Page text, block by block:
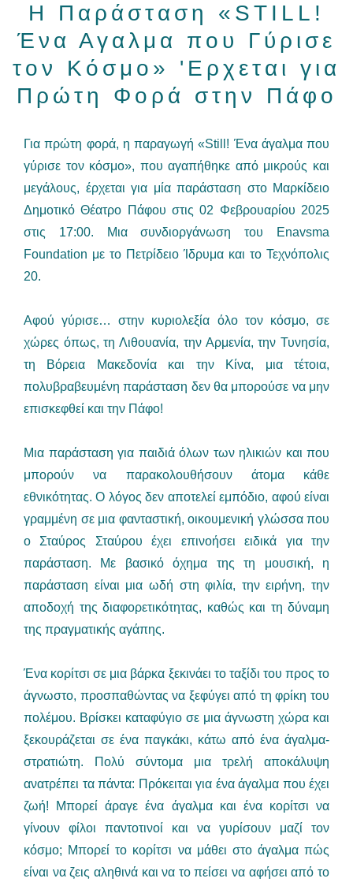
Η Παράσταση «STILL!
Ένα Αγαλμα που Γύρισε
τον Κόσμο» 'Ερχεται για
Πρώτη Φορά στην Πάφο
Για πρώτη φορά, η παραγωγή «Still! Ένα άγαλμα που
γύρισε τον κόσμο», που αγαπήθηκε από μικρούς και
μεγάλους, έρχεται για μία παράσταση στο Μαρκίδειο
Δημοτικό Θέατρο Πάφου στις 02 Φεβρουαρίου 2025
στις 17:00. Μια συνδιοργάνωση του Enavsma
Foundation με το Πετρίδειο Ίδρυμα και το Τεχνόπολις
20.
Αφού γύρισε… στην κυριολεξία όλο τον κόσμο, σε
χώρες όπως, τη Λιθουανία, την Αρμενία, την Τυνησία,
τη Βόρεια Μακεδονία και την Κίνα, μια τέτοια,
πολυβραβευμένη παράσταση δεν θα μπορούσε να μην
επισκεφθεί και την Πάφο!
Μια παράσταση για παιδιά όλων των ηλικιών και που
μπορούν να παρακολουθήσουν άτομα κάθε
εθνικότητας. Ο λόγος δεν αποτελεί εμπόδιο, αφού είναι
γραμμένη σε μια φανταστική, οικουμενική γλώσσα που
ο Σταύρος Σταύρου έχει επινοήσει ειδικά για την
παράσταση. Με βασικό όχημα της τη μουσική, η
παράσταση είναι μια ωδή στη φιλία, την ειρήνη, την
αποδοχή της διαφορετικότητας, καθώς και τη δύναμη
της πραγματικής αγάπης.
Ένα κορίτσι σε μια βάρκα ξεκινάει το ταξίδι του προς το
άγνωστο, προσπαθώντας να ξεφύγει από τη φρίκη του
πολέμου. Βρίσκει καταφύγιο σε μια άγνωστη χώρα και
ξεκουράζεται σε ένα παγκάκι, κάτω από ένα άγαλμα-
στρατιώτη. Πολύ σύντομα μια τρελή αποκάλυψη
ανατρέπει τα πάντα: Πρόκειται για ένα άγαλμα που έχει
ζωή! Μπορεί άραγε ένα άγαλμα και ένα κορίτσι να
γίνουν φίλοι παντοτινοί και να γυρίσουν μαζί τον
κόσμο; Μπορεί το κορίτσι να μάθει στο άγαλμα πώς
είναι να ζεις αληθινά και να το πείσει να αφήσει από το